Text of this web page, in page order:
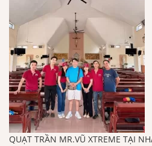
QUẠT TRẦN MR.VŨ XTREME TẠI